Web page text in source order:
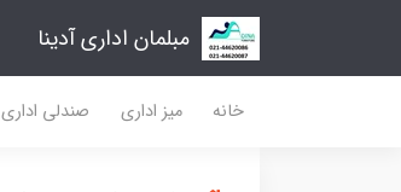
مبلمان اداری آدینا
خانه میز اداری صندلی اداری